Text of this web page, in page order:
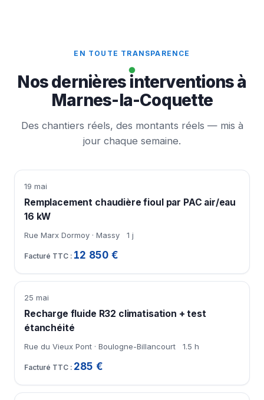
EN TOUTE TRANSPARENCE
Nos dernières interventions à
Marnes-la-Coquette
Des chantiers réels, des montants réels — mis à
jour chaque semaine.
19 mai
Remplacement chaudière fioul par PAC air/eau
16 kW
Rue Marx Dormoy · Massy 1 j
12 850 €
25 mai
Recharge fluide R32 climatisation + test
étanchéité
Rue du Vieux Pont · Boulogne-Billancourt 1.5 h
285 €